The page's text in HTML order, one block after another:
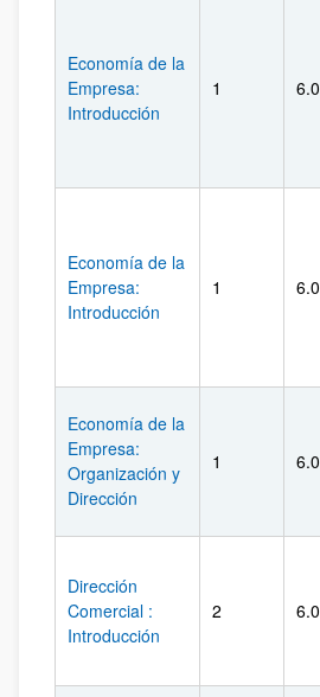
Economía de la
Empresa:
Introducción
1 6.0
Economía de la
Empresa:
Introducción
1 6.0
Economía de la
Empresa:
Organización y
Dirección
1 6.0
Dirección
Comercial :
Introducción
2 6.0